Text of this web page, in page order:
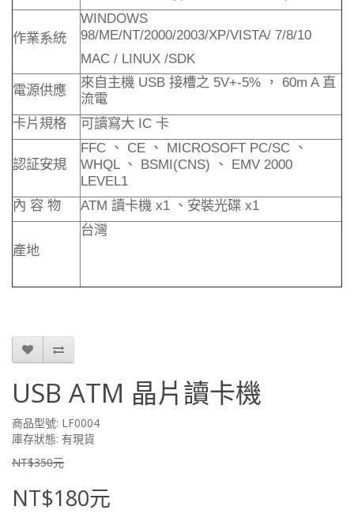
作業系統
WINDOWS
98/ME/NT/2000/2003/XP/VISTA/ 7/8/10
MAC / LINUX /SDK
電源供應
來自主機 USB 接槽之 5V+-5% ， 60m A 直
流電
卡片規格
可讀寫大 IC 卡
認証安規
FFC 、 CE 、 MICROSOFT PC/SC 、
WHQL 、 BSMI(CNS) 、
EMV 2000
LEVEL1
內 容 物 ATM 讀卡機 x1 、安裝光碟 x1
產地
台灣
USB ATM 晶片讀卡機
商品型號: LF0004
庫存狀態: 有現貨
NT$350元
NT$180元